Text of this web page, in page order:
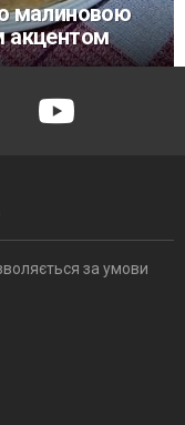
малиновою
акцентом
youtube
за умови